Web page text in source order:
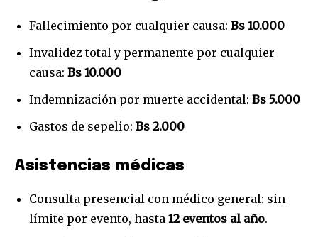
Fallecimiento por cualquier causa: Bs 10.000
Invalidez total y permanente por cualquier
causa: Bs 10.000
Indemnización por muerte accidental: Bs 5.000
Gastos de sepelio: Bs 2.000
Asistencias médicas
Consulta presencial con médico general: sin
límite por evento, hasta 12 eventos al año.